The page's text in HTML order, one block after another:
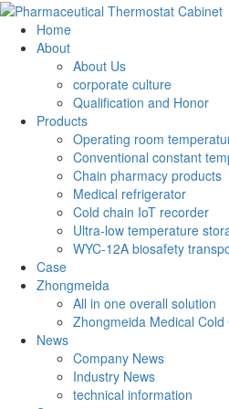
Home
About
About Us
corporate culture
Qualification and Honor
Products
Operating room
Conventional constant
Chain pharmacy products
Medical refrigerator
Cold chain IoT recorder
Ultra-low temperature
WYC-12A biosafety
Case
Zhongmeida
All in one overall solution
Zhongmeida Medical Cold
News
Company News
Industry News
technical information